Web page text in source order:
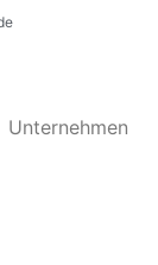
Unternehmen